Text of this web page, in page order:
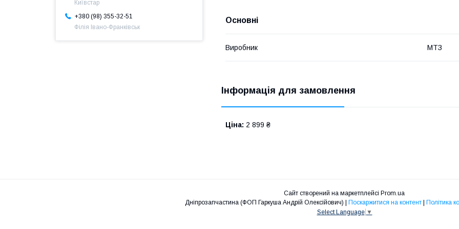
Основні
Виробник МТЗ
Інформація для замовлення
Ціна: 2 899 ₴
Київстар
+380 (98) 355-32-51
Філія Івано-Франківськ
Сайт створений на маркетплейсі Prom.ua
Дніпрозапчастина (ФОП Гаркуша Андрій Олексійович) | Поскаржитися на контент | Політика
Select Language ▼